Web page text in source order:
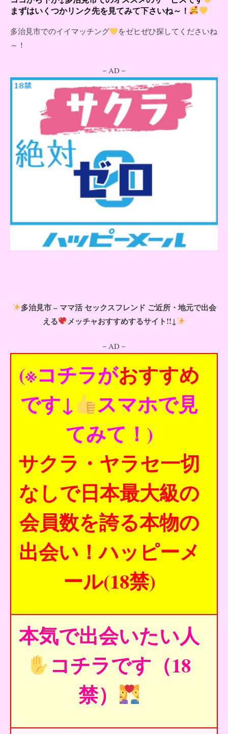
まずはいくつかリンク先を見てみて下さいね～！
多治見市でのイイマッチング
をゼヒぜひ探してくださいね
～！
－AD－
多治見市 – ママ活 セックスフレンド ご近所・地元で出会
える
メッチャおすすめするサイト!!↓
－AD－
(※コチラがおすすめ
です↓
スマホで見
てみて！)
サクラ・ヤラセ一切
なしで日本最大級の
会員数を誇る本物の
出会い！ハッピーメ
ール(18禁)
本気で出会いたい人
コチラです（18
禁）